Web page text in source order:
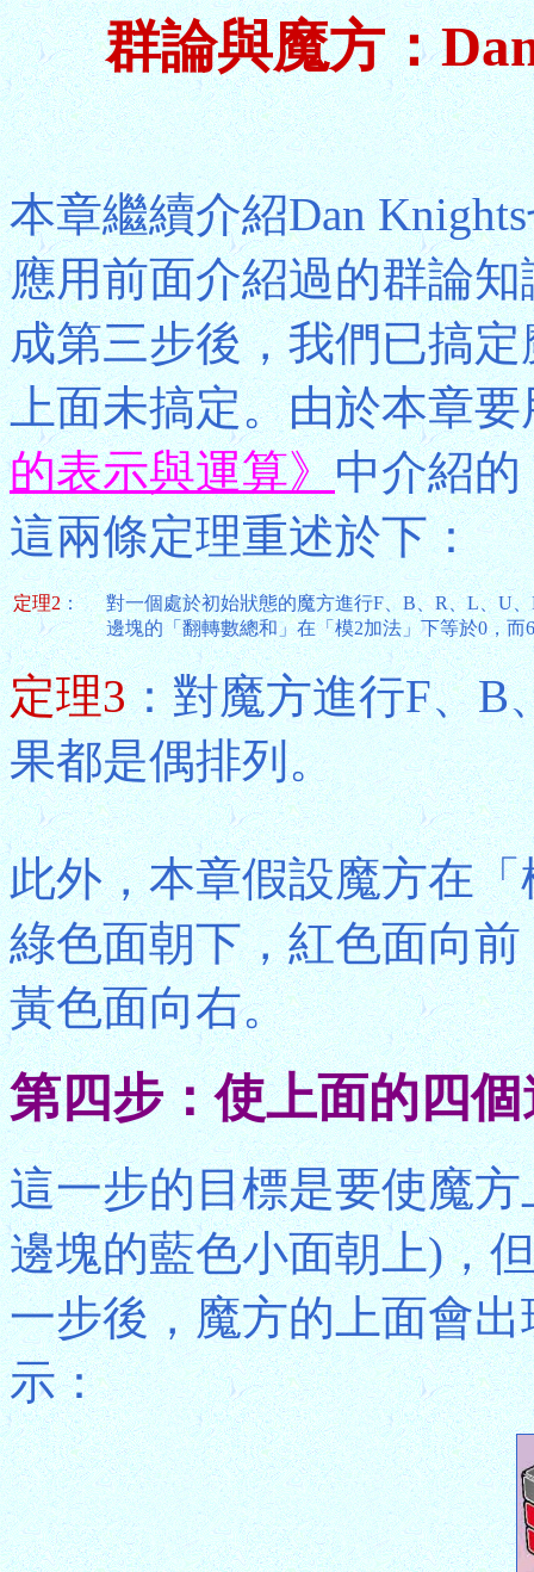
群論與魔方：
本章繼續介紹Dan
應用前面介紹過的群論
成第三步後，我們已搞
上面未搞定。由於本章要
的表示與運算》中介紹的
這兩條定理重述於下：
定理2：
對一個處於初始狀態的魔方進行F、B、R、L、U
邊塊的「翻轉數總和」在「模2加法」下等於0，而
定理3：對魔方進行F、B
果都是偶排列。
此外，本章假設魔方在
綠色面朝下，紅色面向
黃色面向右。
第四步：使上面的四
這一步的目標是要使魔
邊塊的藍色小面朝上)，
一步後，魔方的上面會
示：